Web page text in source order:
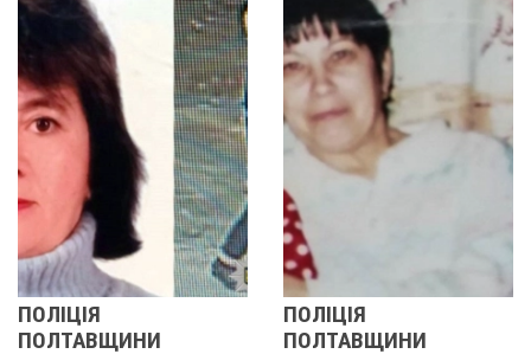
ПОЛТАВЩИНИ
ОБЛАСТІ